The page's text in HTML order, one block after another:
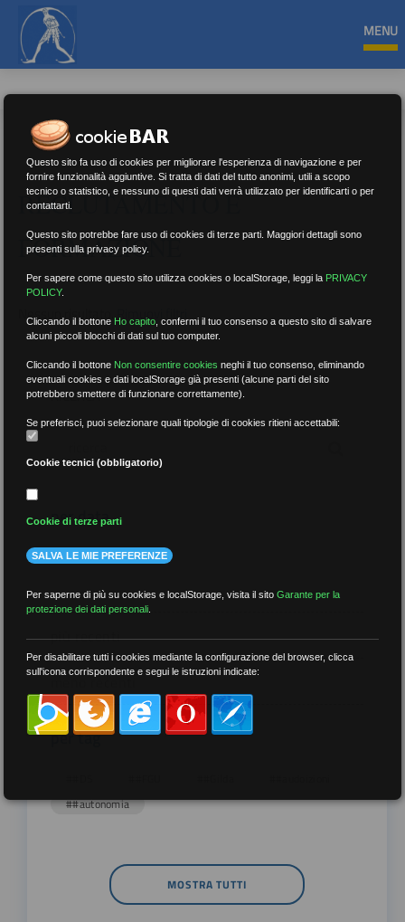
MENU
RECLUTAMENTO E
FORMAZIONE
Nessun risultato.Rimuovi filtri
RICERCA
per data
più recenti
meno recenti
per tag
##autonomia
MOSTRA TUTTI
Questo sito fa uso di cookies per migliorare l'esperienza di navigazione e per
fornire funzionalità aggiuntive. Si tratta di dati del tutto anonimi, utili a scopo
tecnico o statistico, e nessuno di questi dati verrà utilizzato per identificarti o per
contattarti.
Questo sito potrebbe fare uso di cookies di terze parti. Maggiori dettagli sono
presenti sulla privacy policy.
Per sapere come questo sito utilizza cookies o localStorage, leggi la PRIVACY
POLICY.
Cliccando il bottone Ho capito ,confermi il tuo consenso a questo sito di salvare
alcuni piccoli blocchi di dati sul tuo computer.
Cliccando il bottone Non consentire cookies neghi il tuo consenso, eliminando
eventuali cookies e dati localStorage già presenti (alcune parti del sito
potrebbero smettere di funzionare correttamente).
Se preferisci, puoi selezionare quali tipologie di cookies ritieni accettabili:
Cookie tecnici (obbligatorio)
Cookie di terze parti
SALVA LE MIE PREFERENZE
Per saperne di più su cookies e localStorage, visita il sitoGarante per la
protezione dei dati personali
Per disabilitare tutti i cookies mediante la configurazione del browser, clicca
sull'icona corrispondente e segui le istruzioni indicate: